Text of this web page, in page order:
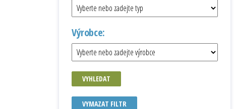
Výrobce:
VYHLEDAT
VYMAZAT FILTR